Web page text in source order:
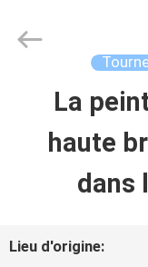
APERÇU
PRODUITS
VIDÉOS
Meklon
La
haute
dans
Lieu d'origine: